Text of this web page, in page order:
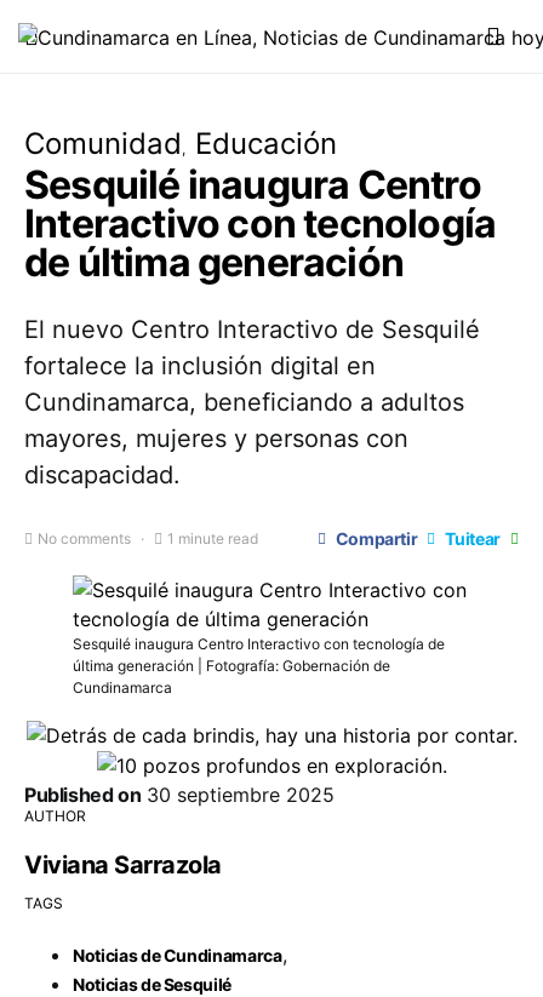
Comunidad Educación
Sesquilé inaugura Centro
Interactivo con tecnología
de última generación
El nuevo Centro Interactivo de Sesquilé
fortalece la inclusión digital en
Cundinamarca, beneficiando a adultos
mayores, mujeres y personas con
discapacidad.
No comments 1 minute read Compartir Tuitear
Sesquilé inaugura Centro Interactivo con tecnología de
última generación | Fotografía: Gobernación de
Cundinamarca
Published on 30 septiembre 2025
AUTHOR
Viviana Sarrazola
TAGS
Noticias de Cundinamarca,
Noticias de Sesquilé